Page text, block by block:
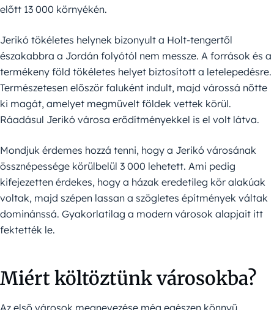
előtt 13 000 környékén.
Jerikó tökéletes helynek bizonyult a Holt-tengertől
északabbra a Jordán folyótól nem messze. A források és a
termékeny föld tökéletes helyet biztosított a letelepedésre.
Természetesen először faluként indult, majd várossá nőtte
ki magát, amelyet megművelt földek vettek körül.
Ráadásul Jerikó városa erődítményekkel is el volt látva.
Mondjuk érdemes hozzá tenni, hogy a Jerikó városának
össznépessége körülbelül 3 000 lehetett. Ami pedig
kifejezetten érdekes, hogy a házak eredetileg kör alakúak
voltak, majd szépen lassan a szögletes építmények váltak
dominánssá. Gyakorlatilag a modern városok alapjait itt
fektették le.
Miért költöztünk városokba?
Az első városok megnevezése még egészen könnyű